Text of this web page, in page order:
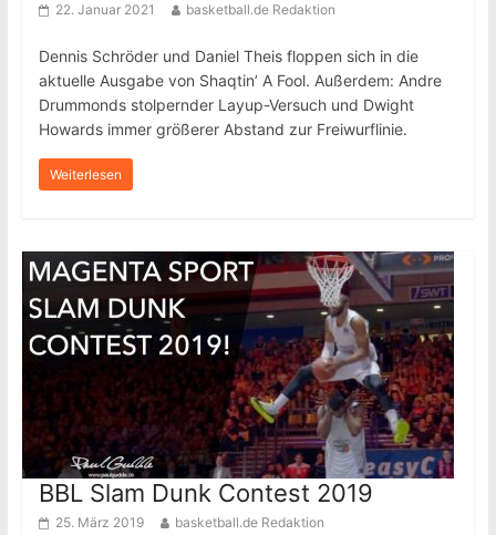
22. Januar 2021 basketball.de Redaktion
Dennis Schröder und Daniel Theis floppen sich in die
aktuelle Ausgabe von Shaqtin’ A Fool. Außerdem: Andre
Drummonds stolpernder Layup-Versuch und Dwight
Howards immer größerer Abstand zur Freiwurflinie.
Weiterlesen
BBL Slam Dunk Contest 2019
25. März 2019 basketball.de Redaktion